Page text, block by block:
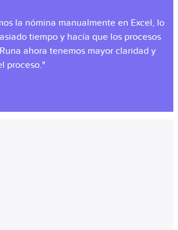
la nómina manualmente en Excel, lo
tiempo y hacía que los procesos
ahora tenemos mayor claridad y
proceso."